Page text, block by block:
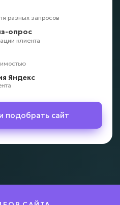
разных запросов
опрос
клиента
Яндекс
подобрать сайт